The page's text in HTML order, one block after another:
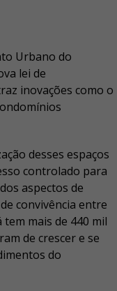
Urbano do
lei de
inovações como o
desses espaços
controlado para
aspectos de
convivência entre
mais de 440 mil
de crescer e se
do